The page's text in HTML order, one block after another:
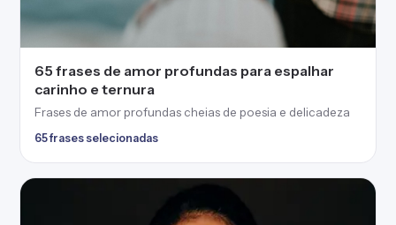
65 frases de amor profundas para espalhar
carinho e ternura
Frases de amor profundas cheias de poesia e delicadeza
65 frases selecionadas